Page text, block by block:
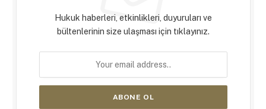
Hukuk haberleri, etkinlikleri, duyuruları ve
bültenlerinin size ulaşması için tıklayınız.